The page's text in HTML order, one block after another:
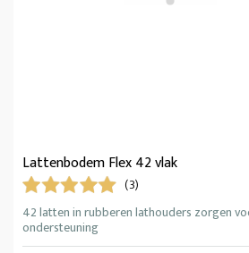
Lattenbodem Flex 42 vlak
(3)
42 latten in rubberen lathouders zorgen
ondersteuning